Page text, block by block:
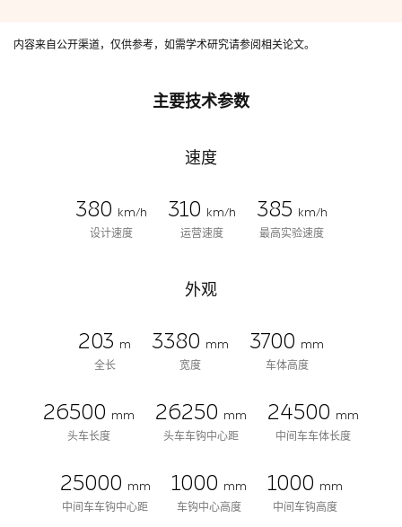
内容来自公开渠道，仅供参考，如需学术研究请参阅相关论文。
主要技术参数
速度
380
km/h
设计速度
310
km/h
运营速度
385
km/h
最高实验速度
外观
203 m
全长
3380 mm
宽度
3700 mm
车体高度
26500 mm
头车长度
26250 mm
头车车钩中心距
24500 mm
中间车车体长度
25000 mm
中间车车钩中心距
1000 mm
车钩中心高度
1000 mm
中间车钩高度